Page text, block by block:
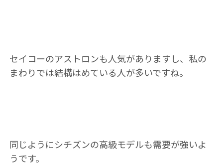
セイコーのアストロンも人気がありますし、私の
まわりでは結構はめている人が多いですね。
同じようにシチズンの高級モデルも需要が強いよ
うです。